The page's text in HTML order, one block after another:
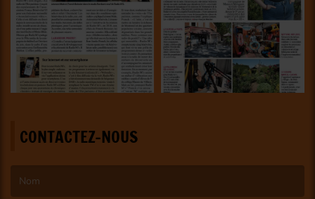
CONTACTEZ-NOUS